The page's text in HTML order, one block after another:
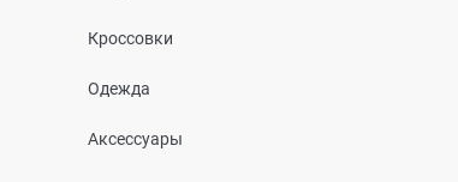
Кроссовки
Одежда
Аксессуары